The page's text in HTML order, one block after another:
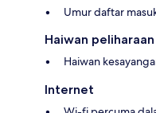
Umur daftar
Haiwan peliharaan
Haiwan
Internet